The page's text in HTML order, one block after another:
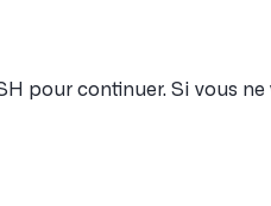
pour continuer. Si vous ne